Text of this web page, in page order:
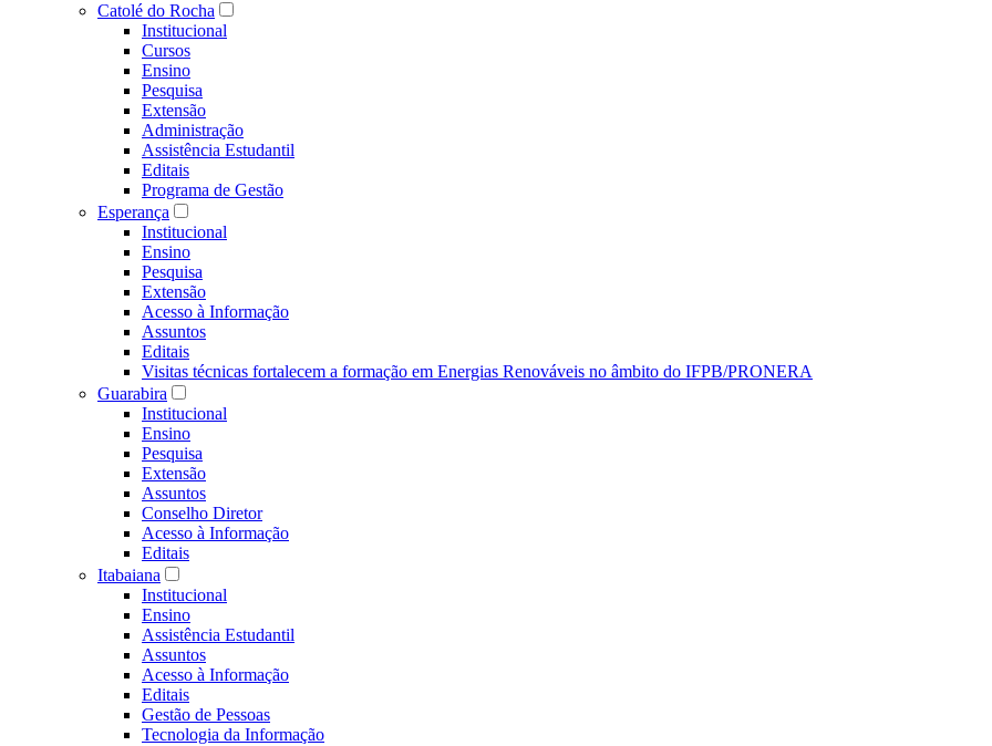
Catolé do Rocha
Institucional
Cursos
Ensino
Pesquisa
Extensão
Administração
Assistência Estudantil
Editais
Programa de Gestão
Esperança
Institucional
Ensino
Pesquisa
Extensão
Acesso à Informação
Assuntos
Editais
Visitas técnicas fortalecem a formação em Energias Renováveis no âmbito do IFPB/PRONERA
Guarabira
Institucional
Ensino
Pesquisa
Extensão
Assuntos
Conselho Diretor
Acesso à Informação
Editais
Itabaiana
Institucional
Ensino
Assistência Estudantil
Assuntos
Acesso à Informação
Editais
Gestão de Pessoas
Tecnologia da Informação